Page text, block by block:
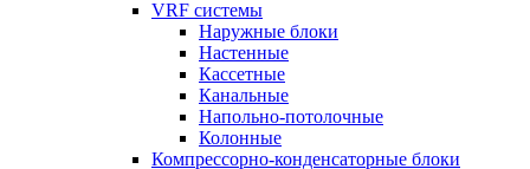
VRF системы
Наружные блоки
Настенные
Кассетные
Канальные
Напольно-потолочные
Колонные
Компрессорно-конденсаторные блоки